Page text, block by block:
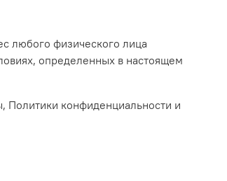
любого физического лица
определенных в настоящем
Политики конфиденциальности и